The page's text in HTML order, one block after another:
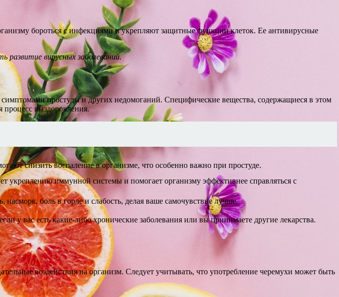
бороться с инфекциями и укрепляют защитные функции клеток. Ее антивирусные
вирусных заболеваний.
простуды и других недомоганий. Специфические вещества, содержащиеся в этом
процесс выздоровления.
снизить воспаление в организме, что особенно важно при простуде.
укреплению иммунной системы и помогает организму эффективнее справляться с
боль в горле и слабость, делая ваше самочувствие лучше.
у вас есть какие-либо хронические заболевания или вы принимаете другие лекарства.
воздействия на организм. Следует учитывать, что употребление черемухи может быть